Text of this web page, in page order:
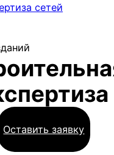
сетей
Оставить заявку